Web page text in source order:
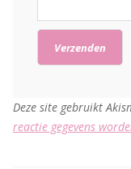
Deze site gebruikt
reactie gegevens